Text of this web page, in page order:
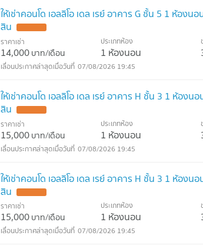
ให้เช่าคอนโด เอลลิโอ เดล เรย์ อาคาร G ชั้น 5 1 ห้อง
สิน
ราคาเช่า
14,000บาท/เดือน
ประเภทห้อง
1 ห้องนอน
07/08/2026 19:45
ให้เช่าคอนโด เอลลิโอ เดล เรย์ อาคาร H ชั้น 3 1 ห้อง
สิน
ราคาเช่า
15,000บาท/เดือน
ประเภทห้อง
1 ห้องนอน
07/08/2026 19:45
ให้เช่าคอนโด เอลลิโอ เดล เรย์ อาคาร H ชั้น 3 1 ห้อง
สิน
ราคาเช่า
15,000บาท/เดือน
ประเภทห้อง
1 ห้องนอน
07/08/2026 19:45